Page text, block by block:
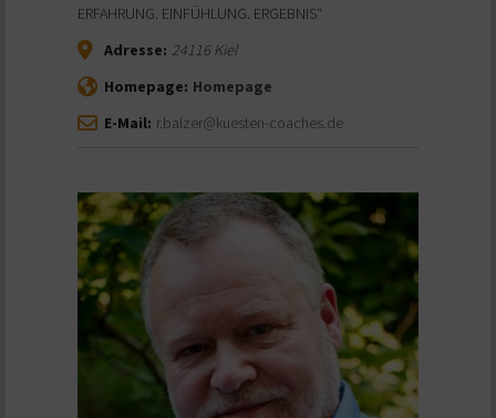
ERFAHRUNG. EINFÜHLUNG. ERGEBNIS“
Adresse: 24116Kiel
Homepage: Homepage
E-Mail: r.balzer@kuesten-coaches.de